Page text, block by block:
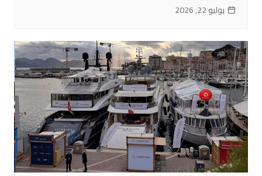
يوليو 22, 2026